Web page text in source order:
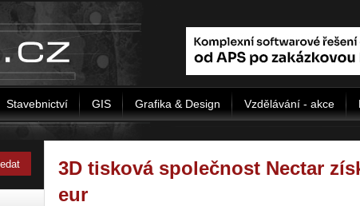
Stavebnictví GIS Grafika & Design Vzdělávání - akce
3D tisková společnost Nectar
eur